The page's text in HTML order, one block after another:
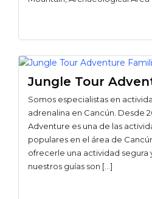
Jungle Tour
Somos especialistas en
adrenalina en Cancún. Desde
Adventure es una de las
populares en el área de
ofrecerle una actividad segura
nuestros guías son […]